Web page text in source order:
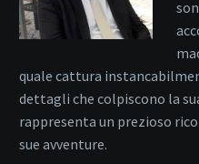
quale cattura
dettagli che colpiscono la
rappresenta un prezioso
sue avventure.